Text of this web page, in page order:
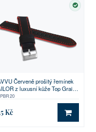
Červeně prošitý řemínek
z luxusní kůže Top Grain -
Kč DO